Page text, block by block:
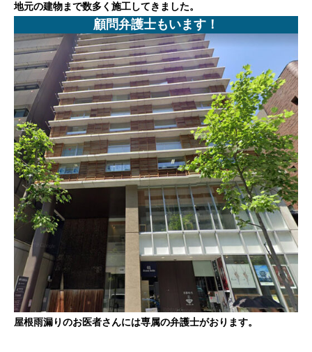
地元の建物まで数多く施工してきました。
顧問弁護士もいます！
屋根雨漏りのお医者さんには専属の弁護士がおります。